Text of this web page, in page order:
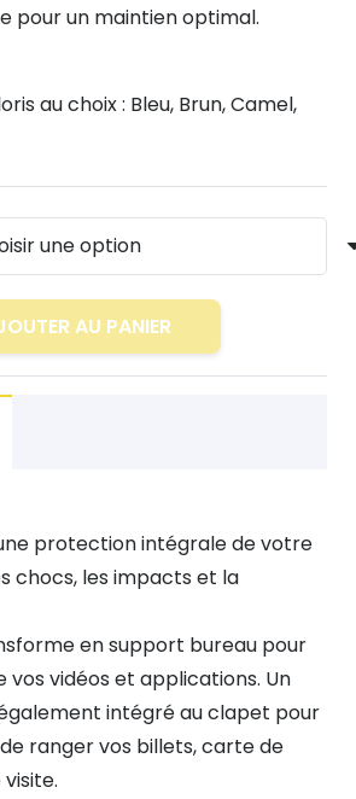
pour un maintien optimal.
au choix : Bleu, Brun, Camel,
AU PANIER
protection intégrale de votre
chocs, les impacts et la
en support bureau pour
vos vidéos et applications. Un
intégré au clapet pour
ranger vos billets, carte de